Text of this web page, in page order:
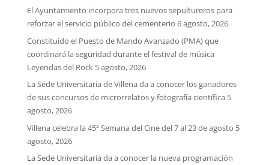
El Ayuntamiento incorpora tres nuevos sepultureros para
reforzar el servicio público del cementerio 6 agosto, 2026
Constituido el Puesto de Mando Avanzado (PMA) que
coordinará la seguridad durante el festival de música
Leyendas del Rock 5 agosto, 2026
La Sede Universitaria de Villena da a conocer los ganadores
de sus concursos de microrrelatos y fotografía científica 5
agosto, 2026
Villena celebra la 45ª Semana del Cine del 7 al 23 de agosto 5
agosto, 2026
La Sede Universitaria da a conocer la nueva programación